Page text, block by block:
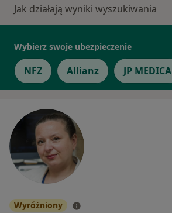
Jak działają wyniki wyszukiwania
Wybierz swoje ubezpieczenie
NFZ Allianz JP MEDICA
Wyróżniony